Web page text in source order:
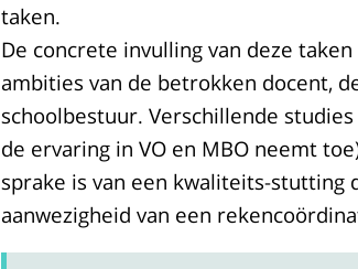
taken.
De concrete invulling van deze
ambities van de betrokken docent,
schoolbestuur. Verschillende
de ervaring in VO en MBO neemt
sprake is van een kwaliteits-stutting
aanwezigheid van een